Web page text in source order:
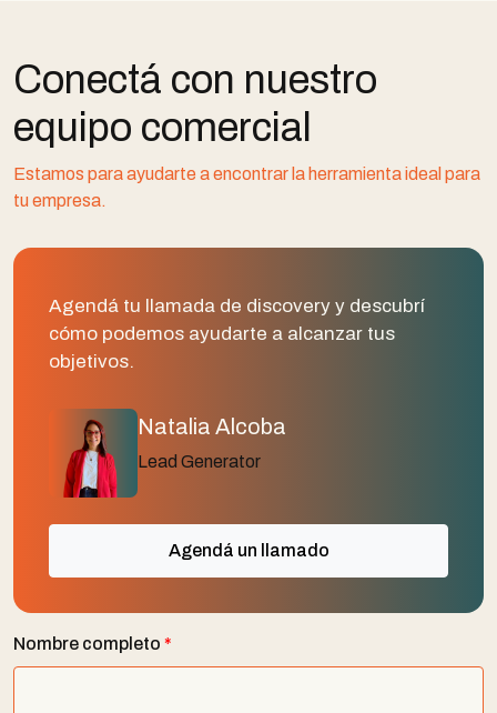
Conectá con nuestro
equipo comercial
Estamos para ayudarte a encontrar la herramienta ideal para
tu empresa.
Agendá tu llamada de discovery y descubrí
cómo podemos ayudarte a alcanzar tus
objetivos.
Natalia Alcoba
Lead Generator
Agendá un llamado
Nombre completo *